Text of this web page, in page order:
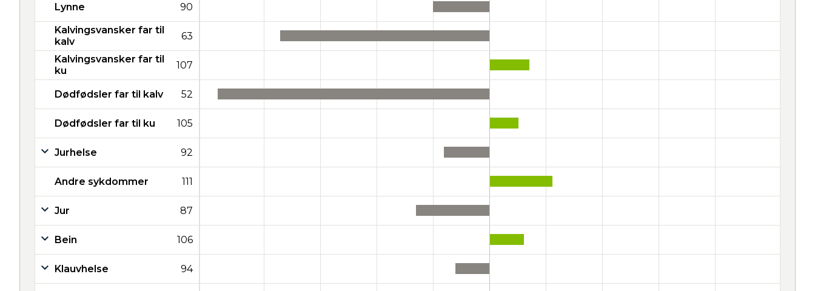
Lynne 90
Kalvingsvansker far til
kalv
63
Kalvingsvansker far til
ku
107
Dødfødsler far til kalv 52
Dødfødsler far til ku 105
Jurhelse 92
Andre sykdommer 111
Jur 87
Bein 106
Klauvhelse 94